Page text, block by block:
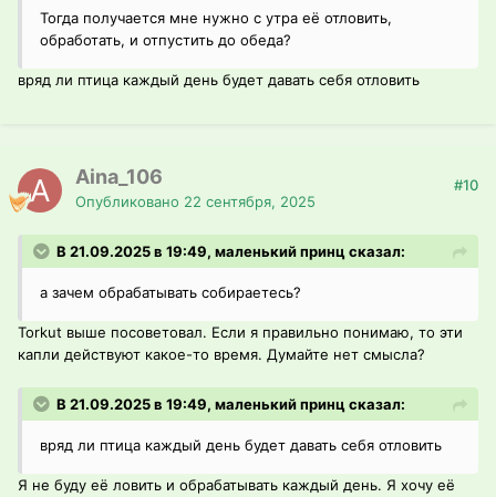
Тогда получается мне нужно с утра её отловить,
обработать, и отпустить до обеда?
вряд ли птица каждый день будет давать себя отловить
Aina_106
Опубликовано 22 сентября, 2025
#10
В 21.09.2025 в 19:49, маленький принц сказал:
а зачем обрабатывать собираетесь?
Torkut выше посоветовал. Если я правильно понимаю, то эти
капли действуют какое-то время. Думайте нет смысла?
В 21.09.2025 в 19:49, маленький принц сказал:
вряд ли птица каждый день будет давать себя отловить
Я не буду её ловить и обрабатывать каждый день. Я хочу её